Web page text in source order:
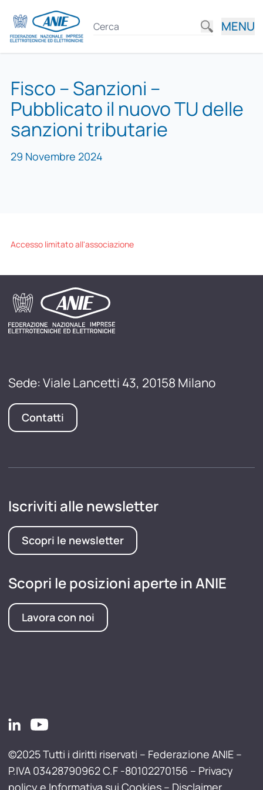
MENU
Fisco – Sanzioni –
Pubblicato il nuovo TU delle
sanzioni tributarie
29 Novembre 2024
Accesso limitato all'associazione
Sede: Viale Lancetti 43, 20158 Milano
Contatti
Iscriviti alle newsletter
Scopri le newsletter
Scopri le posizioni aperte in ANIE
Lavora con noi
©2025 Tutti i diritti riservati – Federazione ANIE –
P.IVA 03428790962 C.F -80102270156 – Privacy